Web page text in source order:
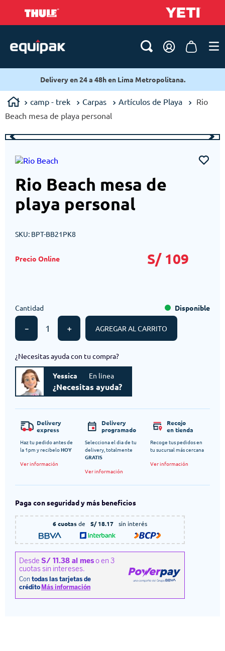
Delivery en 24 a 48h en Lima Metropolitana.
camp - trek Carpas Artículos de Playa
Rio
Beach mesa de playa personal
Rio Beach mesa de
playa personal
SKU: BPT-BB21PK8
S/ 109
Cantidad
＋
－
Disponible
AGREGAR AL CARRITO
¿Necesitas ayuda con tu compra?
Yessica En linea
¿Necesitas ayuda?
Delivery
express
Haz tu pedido antes de
la 1pm y recibeloHOY
Ver información
Delivery
programado
Selecciona el dia de tu
delivery, totalmente
GRATIS
Ver información
Recojo
en tienda
Recoge tus pedidos en
tu sucursal más cercana
Ver información
Paga con seguridad y más beneficios
6 cuotasde S/ 18.17 sin interés